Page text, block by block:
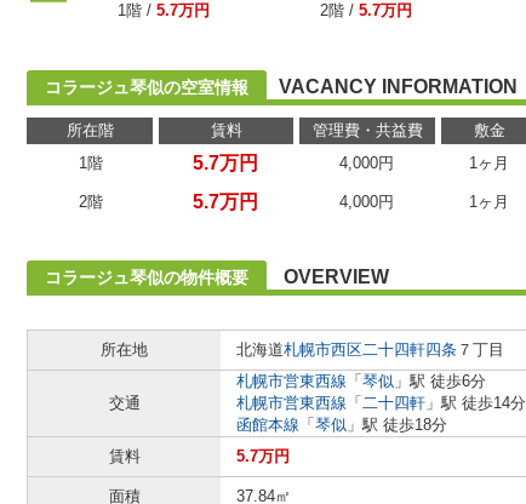
1階 / 5.7万円
2階 / 5.7万円
コラージュ琴似の空室情報 VACANCY INFORMATION
所在階 賃料 管理費・共益費 敷金
1階
5.7万円 4,000円 1ヶ月
2階 5.7万円 4,000円 1ヶ月
コラージュ琴似の物件概要 OVERVIEW
所在地
北海道札幌市西区二十四軒四条 ７丁目
交通
札幌市営東西線 「 琴似 」駅 徒歩6分
札幌市営東西線 「 二十四軒 」駅 徒歩14分
函館本線 「 琴似 」駅 徒歩18分
賃料
5.7万円
面積 37.84㎡